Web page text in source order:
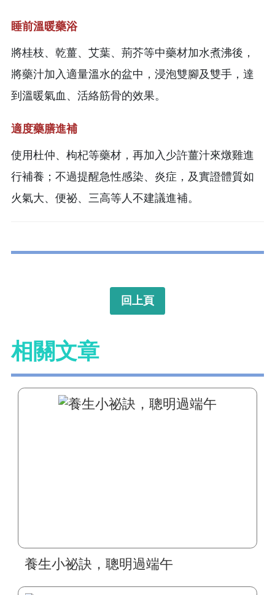
睡前溫暖藥浴
將桂枝、乾薑、艾葉、荊芥等中藥材加水煮沸後，
將藥汁加入適量溫水的盆中，浸泡雙腳及雙手，達
到溫暖氣血、活絡筋骨的效果。
適度藥膳進補
使用杜仲、枸杞等藥材，再加入少許薑汁來燉雞進
行補養；不過提醒急性感染、炎症，及實證體質如
火氣大、便祕、三高等人不建議進補。
回上頁
相關文章
養生小祕訣，聰明過端午